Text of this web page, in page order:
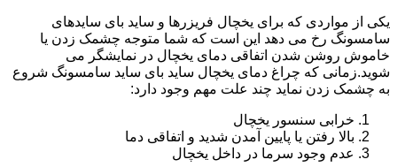
یکی از مواردی که برای یخچال فریزرها و ساید بای سایدهای
سامسونگ رخ می دهد این است که شما متوجه چشمک زدن یا
خاموش روشن شدن اتفاقی دمای یخچال در نمایشگر می
شوید.زمانی که چراغ دمای یخچال ساید بای ساید سامسونگ شروع
به چشمک زدن نماید چند علت مهم وجود دارد:
خرابی سنسور یخچال
بالا رفتن یا پایین آمدن شدید و اتفاقی دما
عدم وجود سرما در داخل یخچال